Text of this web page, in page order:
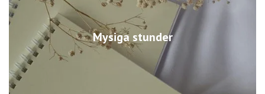
Mysiga stunder